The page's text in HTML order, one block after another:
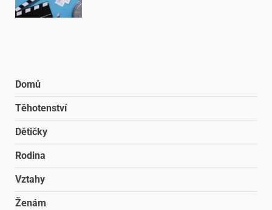
Domů
Těhotenství
Dětičky
Rodina
Vztahy
Ženám